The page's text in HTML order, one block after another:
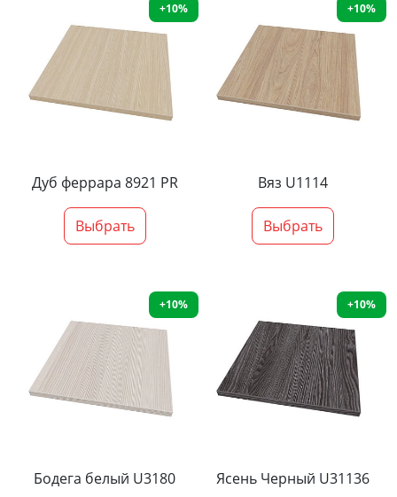
+10%
Дуб феррара 8921 PR
Выбрать
+10%
Вяз U1114
Выбрать
+10%
Бодега белый U3180
+10%
Ясень Черный U31136